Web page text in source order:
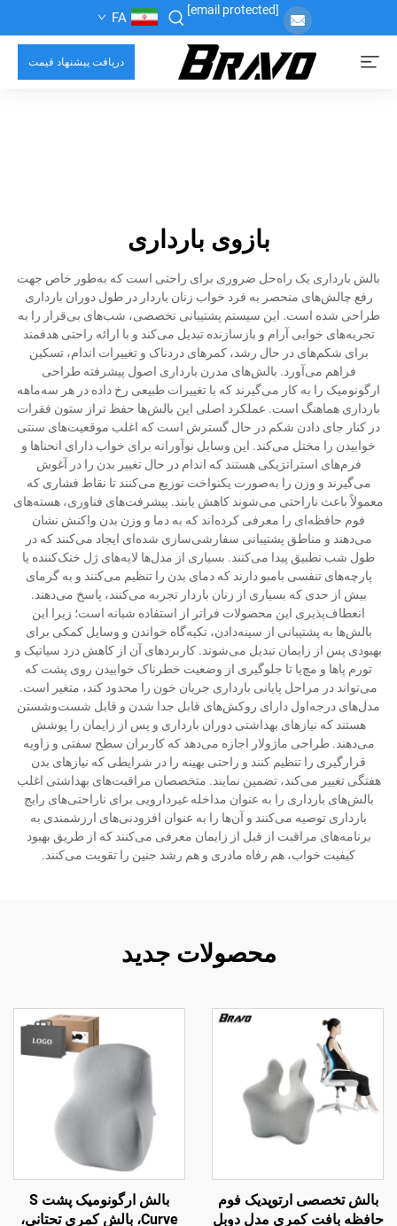
[email protected]
FA
دریافت پیشنهاد قیمت
بازوی بارداری
بالش بارداری یک راه‌حل ضروری برای راحتی است که به‌طور خاص جهت
رفع چالش‌های منحصر به فرد خواب زنان باردار در طول دوران بارداری
طراحی شده است. این سیستم پشتیبانی تخصصی، شب‌های بی‌قرار را به
تجربه‌های خوابی آرام و بازسازنده تبدیل می‌کند و با ارائه راحتی هدفمند
برای شکم‌های در حال رشد، کمرهای دردناک و تغییرات اندام، تسکین
فراهم می‌آورد. بالش‌های مدرن بارداری اصول پیشرفته طراحی
ارگونومیک را به کار می‌گیرند که با تغییرات طبیعی رخ داده در هر سه‌ماهه
بارداری هماهنگ است. عملکرد اصلی این بالش‌ها حفظ تراز ستون فقرات
در کنار جای دادن شکم در حال گسترش است که اغلب موقعیت‌های سنتی
خوابیدن را مختل می‌کند. این وسایل نوآورانه برای خواب دارای انحناها و
فرم‌های استراتژیکی هستند که اندام در حال تغییر بدن را در آغوش
می‌گیرند و وزن را به‌صورت یکنواخت توزیع می‌کنند تا نقاط فشاری که
معمولاً باعث ناراحتی می‌شوند کاهش یابند. پیشرفت‌های فناوری، هسته‌های
فوم حافظه‌ای را معرفی کرده‌اند که به دما و وزن بدن واکنش نشان
می‌دهند و مناطق پشتیبانی سفارشی‌سازی شده‌ای ایجاد می‌کنند که در
طول شب تطبیق پیدا می‌کنند. بسیاری از مدل‌ها لایه‌های ژل خنک‌کننده یا
پارچه‌های تنفسی بامبو دارند که دمای بدن را تنظیم می‌کنند و به گرمای
بیش از حدی که بسیاری از زنان باردار تجربه می‌کنند، پاسخ می‌دهند.
انعطاف‌پذیری این محصولات فراتر از استفاده شبانه است؛ زیرا این
بالش‌ها به پشتیبانی از سینه‌دادن، تکیه‌گاه خواندن و وسایل کمکی برای
بهبودی پس از زایمان تبدیل می‌شوند. کاربردهای آن از کاهش درد سیاتیک و
تورم پاها و مچ‌پا تا جلوگیری از وضعیت خطرناک خوابیدن روی پشت که
می‌تواند در مراحل پایانی بارداری جریان خون را محدود کند، متغیر است.
مدل‌های درجه‌اول دارای روکش‌های قابل جدا شدن و قابل شست‌وشستن
هستند که نیازهای بهداشتی دوران بارداری و پس از زایمان را پوشش
می‌دهند. طراحی ماژولار اجازه می‌دهد که کاربران سطح سفتی و زاویه
قرارگیری را تنظیم کنند و راحتی بهینه را در شرایطی که نیازهای بدن
هفتگی تغییر می‌کند، تضمین نمایند. متخصصان مراقبت‌های بهداشتی اغلب
بالش‌های بارداری را به عنوان مداخله غیردارویی برای ناراحتی‌های رایج
بارداری توصیه می‌کنند و آن‌ها را به عنوان افزودنی‌های ارزشمندی به
برنامه‌های مراقبت از قبل از زایمان معرفی می‌کنند که از طریق بهبود
کیفیت خواب، هم رفاه مادری و هم رشد جنین را تقویت می‌کنند.
محصولات جدید
بالش تخصصی ارتوپدیک فوم
حافظه بافت کمری مدل دوبل
بالش ارگونومیک پشت S
Curve، بالش کمری تحتانی،